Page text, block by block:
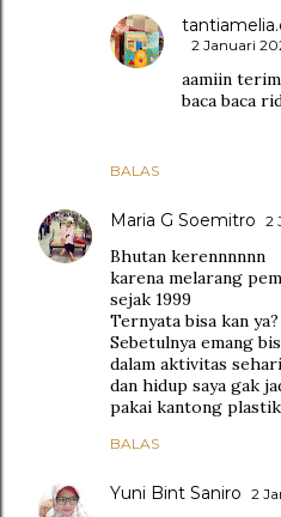
BALAS
2 Januari
aamiin
baca baca
Maria G Soemitro 2
Bhutan kerennnnnn
karena melarang
sejak 1999
Ternyata bisa kan ya?
Sebetulnya emang
dalam aktivitas
dan hidup saya gak
pakai kantong plastik
BALAS
Yuni Bint Saniro 2